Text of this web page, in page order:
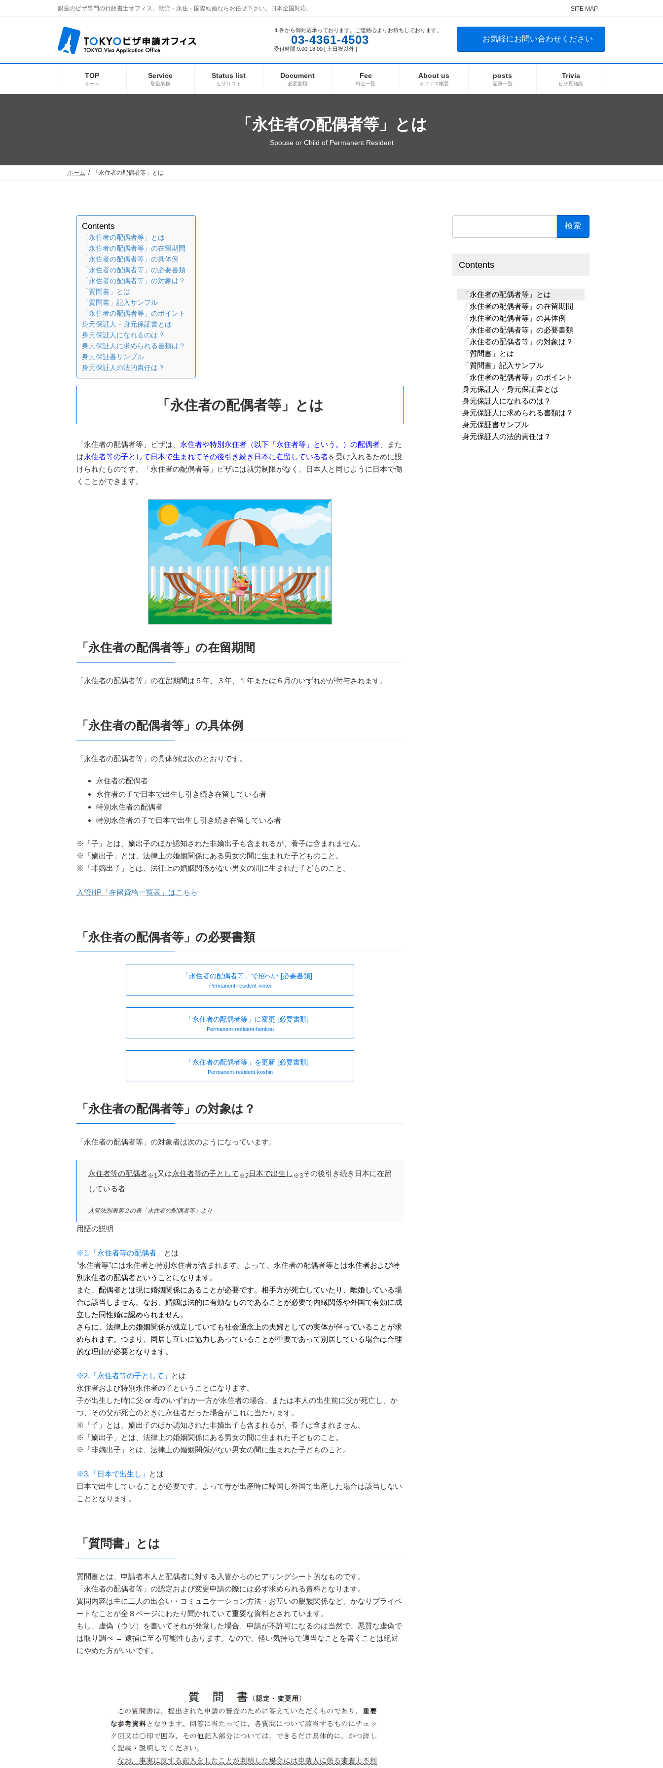
銀座のビザ専門の行政書士オフィス。就労・永住・国際結婚ならお任せ下さい。日本全国対応。 SITE MAP
１件から御対応承っております。ご連絡心よりお待ちしております。
03-4361-4503
受付時間 9:00-18:00 [ 土日祝以外 ]
お気軽にお問い合わせください
TOP
ホーム
Service
取扱業務
Status list
ビザリスト
Document
必要書類
Fee
料金一覧
About us
オフィス概要
posts
記事一覧
Trivia
ビザ豆知識
「永住者の配偶者等」とは
Spouse or Child of Permanent Resident
ホーム 「永住者の配偶者等」とは
Contents
「永住者の配偶者等」とは
「永住者の配偶者等」の在留期間
「永住者の配偶者等」の具体例
「永住者の配偶者等」の必要書類
「永住者の配偶者等」の対象は？
「質問書」とは
「質問書」記入サンプル
「永住者の配偶者等」のポイント
身元保証人・身元保証書とは
身元保証人になれるのは？
身元保証人に求められる書類は？
身元保証書サンプル
身元保証人の法的責任は？
「永住者の配偶者等」とは
「永住者の配偶者等」ビザは、 永住者や特別永住者（以下「永住者等」という。）の配偶者 、また
は永住者等の子として日本で生まれてその後引き続き日本に在留している者を受け入れるために設
けられたものです。「永住者の配偶者等」ビザには就労制限がなく、日本人と同じように日本で働
くことができます。
「永住者の配偶者等」の在留期間
「永住者の配偶者等」の在留期間は５年、３年、１年または６月のいずれかが付与されます。
「永住者の配偶者等」の具体例
「永住者の配偶者等」の具体例は次のとおりです。
永住者の配偶者
永住者の子で日本で出生し引き続き在留している者
特別永住者の配偶者
特別永住者の子で日本で出生し引き続き在留している者
※「子」とは、嫡出子のほか認知された非嫡出子も含まれるが、養子は含まれません。
※「嫡出子」とは、法律上の婚姻関係にある男女の間に生まれた子どものこと。
※「非嫡出子」とは、法律上の婚姻関係がない男女の間に生まれた子どものこと。
入管HP「在留資格一覧表」はこちら
「永住者の配偶者等」の必要書類
「永住者の配偶者等」で招へい [必要書類]
Permanent-resident-nintei
「永住者の配偶者等」に変更 [必要書類]
Permanent-resident-henkou
「永住者の配偶者等」を更新 [必要書類]
Permanent-resident-koshin
「永住者の配偶者等」の対象は？
「永住者の配偶者等」の対象者は次のようになっています。
永住者等の配偶者※1又は永住者等の子として※2日本で出生し※3その後引き続き日本に在留
している者
入管法別表第２の表「永住者の配偶者等」より
用語の説明
※1.「永住者等の配偶者」 とは
”永住者等”には永住者と特別永住者が含まれます。よって、永住者の配偶者等とは永住者および特
別永住者の配偶者ということになります。
また、配偶者とは現に婚姻関係にあることが必要です。相手方が死亡していたり、離婚している場
合は該当しません。なお、婚姻は法的に有効なものであることが必要で内縁関係や外国で有効に成
立した同性婚は認められません。
さらに、法律上の婚姻関係が成立していても社会通念上の夫婦としての実体が伴っていることが求
められます。つまり、同居し互いに協力しあっていることが重要であって別居している場合は合理
的な理由が必要となります。
※2.「永住者等の子として」 とは
永住者および特別永住者の子ということになります。
子が出生した時に父 or 母のいずれか一方が永住者の場合、または本人の出生前に父が死亡し、か
つ、その父が死亡のときに永住者だった場合がこれに当たります。
※「子」とは、嫡出子のほか認知された非嫡出子も含まれるが、養子は含まれません。
※「嫡出子」とは、法律上の婚姻関係にある男女の間に生まれた子どものこと。
※「非嫡出子」とは、法律上の婚姻関係がない男女の間に生まれた子どものこと。
※3.「日本で出生し」 とは
日本で出生していることが必要です。よって母が出産時に帰国し外国で出産した場合は該当しない
こととなります。
「質問書」とは
質問書とは、申請者本人と配偶者に対する入管からのヒアリングシート的なものです。
「永住者の配偶者等」の認定および変更申請の際には必ず求められる資料となります。
質問内容は主に二人の出会い・コミュニケーション方法・お互いの親族関係など、かなりプライベ
ートなことが全８ページにわたり聞かれていて重要な資料とされています。
もし、虚偽（ウソ）を書いてそれが発覚した場合、申請が不許可になるのは当然で、悪質な虚偽で
は取り調べ → 逮捕に至る可能性もあります。なので、軽い気持ちで適当なことを書くことは絶対
にやめた方がいいです。
検
Contents
「永住者の配偶者等」とは
「永住者の配偶者等」の在留期間
「永住者の配偶者等」の具体例
「永住者の配偶者等」の必要書類
「永住者の配偶者等」の対象は？
「質問書」とは
「質問書」記入サンプル
「永住者の配偶者等」のポイント
身元保証人・身元保証書とは
身元保証人になれるのは？
身元保証人に求められる書類は？
身元保証書サンプル
身元保証人の法的責任は？